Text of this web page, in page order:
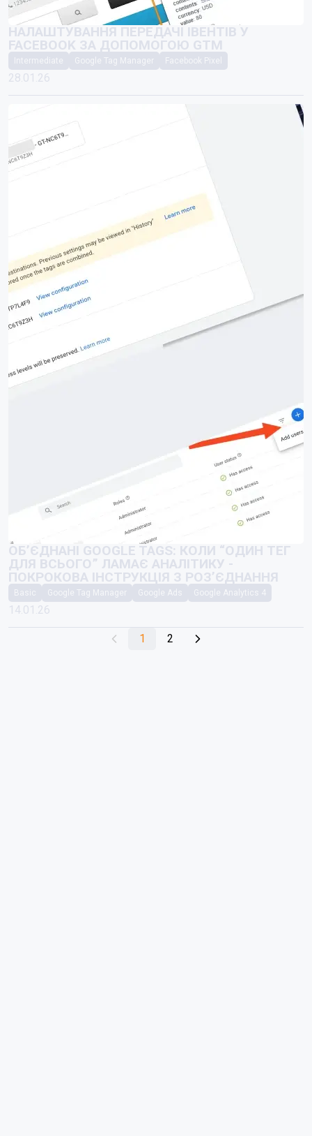
НАЛАШТУВАННЯ ПЕРЕДАЧІ ІВЕНТІВ У
FACEBOOK ЗА ДОПОМОГОЮ GTM
28.01.26
Intermediate Google Tag Manager Facebook Pixel
ОБʼЄДНАНІ GOOGLE TAGS: КОЛИ “ОДИН ТЕГ
ДЛЯ ВСЬОГО” ЛАМАЄ АНАЛІТИКУ -
ПОКРОКОВА ІНСТРУКЦІЯ З РОЗʼЄДНАННЯ
14.01.26
Basic Google Tag Manager Google Ads Google Analytics 4
1 2